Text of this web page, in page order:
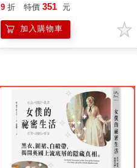
9 折 特價 351 元
加入購物車